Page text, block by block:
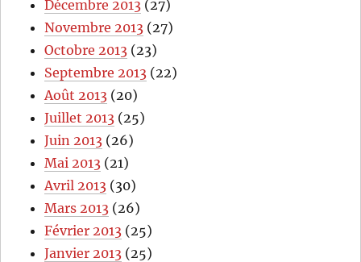
Décembre 2013 (27)
Novembre 2013 (27)
Octobre 2013 (23)
Septembre 2013 (22)
Août 2013 (20)
Juillet 2013 (25)
Juin 2013 (26)
Mai 2013 (21)
Avril 2013 (30)
Mars 2013 (26)
Février 2013 (25)
Janvier 2013 (25)